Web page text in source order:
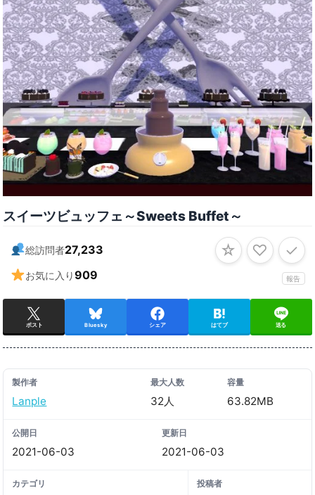
スイーツビュッフェ～Sweets Buffet～
総訪問者27,233
お気に入り909 報告
☆ ♡ ✓
ポスト Bluesky シェア はてブ 送る
製作者
Lanple
最大人数
32人
容量
63.82MB
公開日
2021-06-03
更新日
2021-06-03
カテゴリ 投稿者